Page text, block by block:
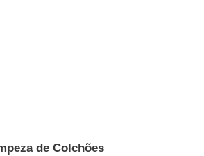
de Colchões